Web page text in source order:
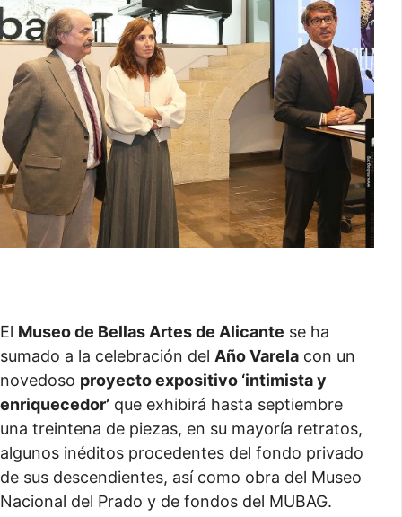
El Museo de Bellas Artes de Alicante se ha
sumado a la celebración del Año Varela con un
novedoso proyecto expositivo ‘intimista y
enriquecedor’ que exhibirá hasta septiembre
una treintena de piezas, en su mayoría retratos,
algunos inéditos procedentes del fondo privado
de sus descendientes, así como obra del Museo
Nacional del Prado y de fondos del MUBAG.